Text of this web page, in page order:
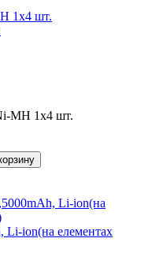
MH 1х4 шт.
Li-ion(на елементах